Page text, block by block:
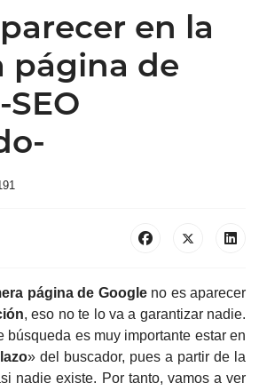
en la
página de
página de Googleno es aparecer
, eso no te lo va a garantizar nadie.
búsqueda es muy importante estar en
» del buscador, pues a partir de la
nadie existe. Por tanto, vamos a ver